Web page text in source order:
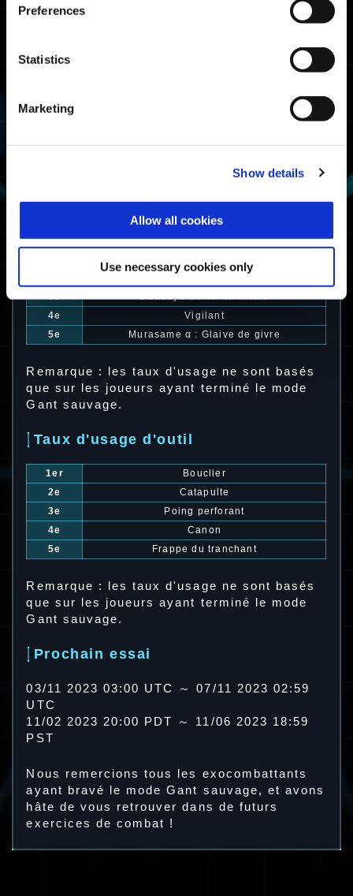
Preferences
Statistics
Marketing
Show details
Allow all cookies
Use necessary cookies only
Steam🄬 03:46.72
Temps à battre pour le classement
Xbox Series X|S/Xbox
One/Windows
07:08.54
06:14.96
05:40.76
Taux d'usage d'exosquelette
3e
Deadeye α : Tir en rafale
4e
Vigilant
5e
Murasame α : Glaive de givre
Remarque : les taux d'usage ne sont basés
que sur les joueurs ayant terminé le mode
Gant sauvage.
Taux d'usage d'outil
1er
Bouclier
2e
Catapulte
3e
Poing perforant
4e
Canon
5e
Frappe du tranchant
Remarque : les taux d'usage ne sont basés
que sur les joueurs ayant terminé le mode
Gant sauvage.
Prochain essai
03/11 2023 03:00 UTC ～ 07/11 2023 02:59
UTC
11/02 2023 20:00 PDT ～ 11/06 2023 18:59
PST
Nous remercions tous les exocombattants
ayant bravé le mode Gant sauvage, et avons
hâte de vous retrouver dans de futurs
exercices de combat !